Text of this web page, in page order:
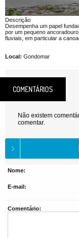
Descrição
Desempenha um papel
por um pequeno
fluviais, em particular a
Local: Gondomar
COMENTÁRIOS
Não existem
comentar.
Nome:
E-mail:
Comentário: